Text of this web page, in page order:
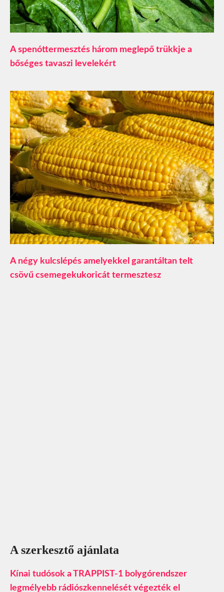
A spenóttermesztés három meglepő trükkje a
bőséges tavaszi levelekért
A négy kulcslépés amelyekkel garantáltan telt
csövű csemegekukoricát termesztesz
A szerkesztő ajánlata
Kínai tudósok a TRAPPIST-1 bolygórendszer
legmélyebb rádiószkennelését végezték el